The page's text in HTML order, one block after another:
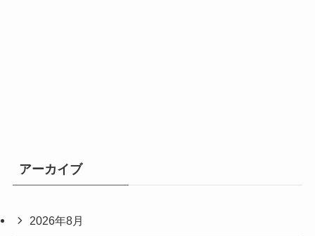
アーカイブ
2026年8月